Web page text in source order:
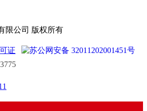
限公司 版权所有
证
苏公网安备 32011202001451号